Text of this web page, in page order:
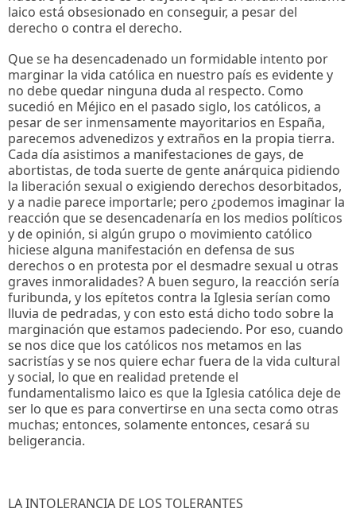
laico está obsesionado en conseguir, a pesar del
derecho o contra el derecho.
Que se ha desencadenado un formidable intento por
marginar la vida católica en nuestro país es evidente y
no debe quedar ninguna duda al respecto. Como
sucedió en Méjico en el pasado siglo, los católicos, a
pesar de ser inmensamente mayoritarios en España,
parecemos advenedizos y extraños en la propia tierra.
Cada día asistimos a manifestaciones de gays, de
abortistas, de toda suerte de gente anárquica pidiendo
la liberación sexual o exigiendo derechos desorbitados,
y a nadie parece importarle; pero ¿podemos imaginar la
reacción que se desencadenaría en los medios políticos
y de opinión, si algún grupo o movimiento católico
hiciese alguna manifestación en defensa de sus
derechos o en protesta por el desmadre sexual u otras
graves inmoralidades? A buen seguro, la reacción sería
furibunda, y los epítetos contra la Iglesia serían como
lluvia de pedradas, y con esto está dicho todo sobre la
marginación que estamos padeciendo. Por eso, cuando
se nos dice que los católicos nos metamos en las
sacristías y se nos quiere echar fuera de la vida cultural
y social, lo que en realidad pretende el
fundamentalismo laico es que la Iglesia católica deje de
ser lo que es para convertirse en una secta como otras
muchas; entonces, solamente entonces, cesará su
beligerancia.
LA INTOLERANCIA DE LOS TOLERANTES